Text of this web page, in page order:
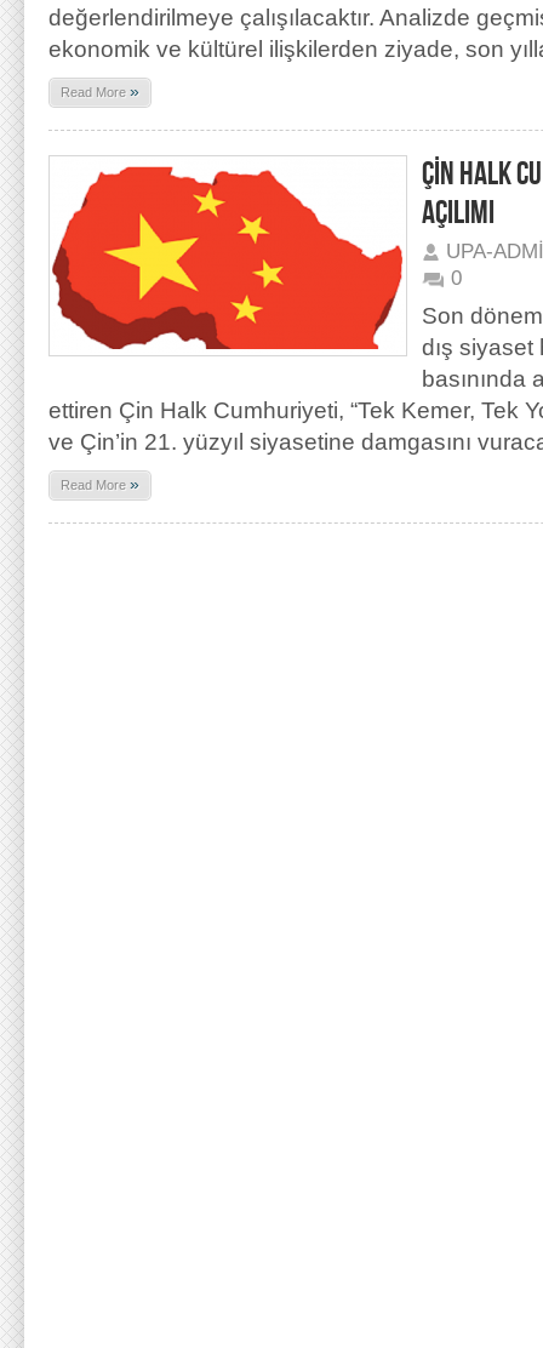
değerlendirilmeye çalışılacaktır. Analizde
ekonomik ve kültürel ilişkilerden ziyade, son
Read More »
ÇİN HALK
AÇILIMI
UPA-
0
Son
dış
basınında
ettiren Çin Halk Cumhuriyeti, “Tek Kemer, Tek
ve Çin’in 21. yüzyıl siyasetine damgasını
Read More »